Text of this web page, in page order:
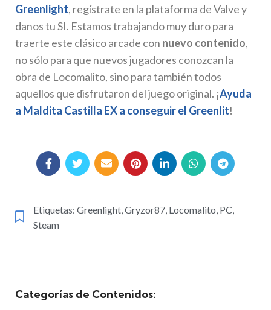
Greenlight, regístrate en la plataforma de Valve y
danos tu SI. Estamos trabajando muy duro para
traerte este clásico arcade con nuevo contenido,
no sólo para que nuevos jugadores conozcan la
obra de Locomalito, sino para también todos
aquellos que disfrutaron del juego original. ¡Ayuda
a Maldita Castilla EX a conseguir el Greenlit!
Etiquetas: Greenlight,Gryzor87, Locomalito, PC,
Steam
Categorías de Contenidos: